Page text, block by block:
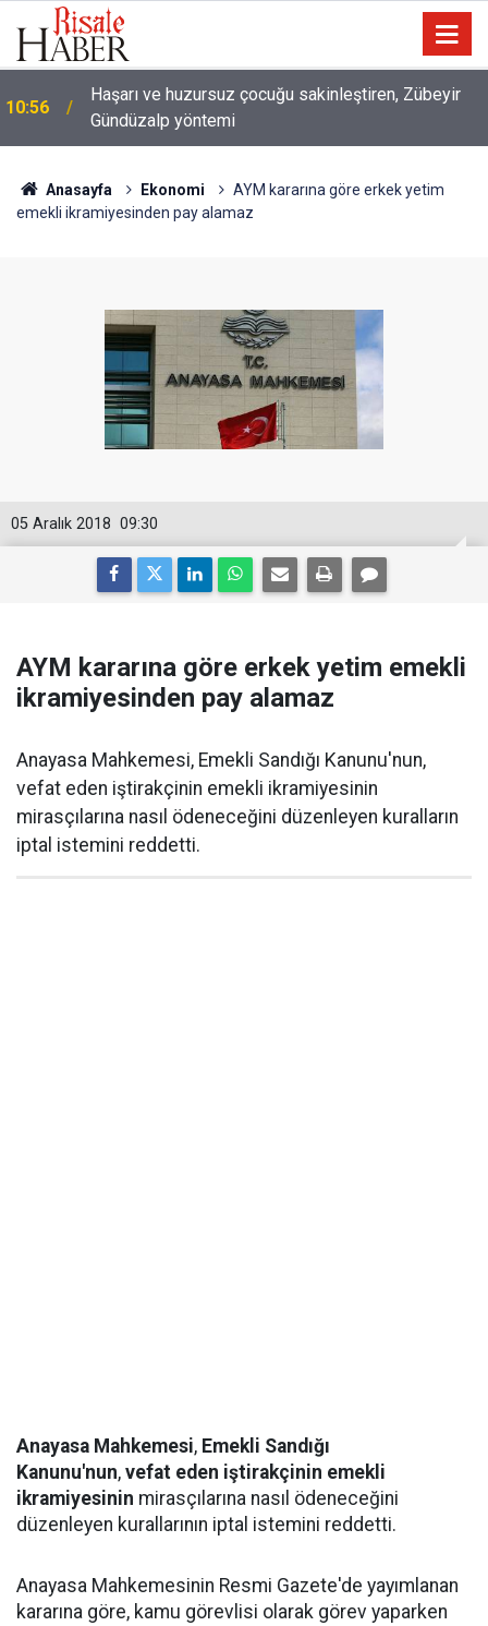
10:00 Niye 'dilimin ucunda' demek zorunda kalıyoruz?
Anasayfa Ekonomi
AYM kararına göre erkek yetim
emekli ikramiyesinden pay alamaz
09:30
05 Aralık 2018
AYM kararına göre erkek yetim emekli
ikramiyesinden pay alamaz
Anayasa Mahkemesi, Emekli Sandığı Kanunu'nun,
vefat eden iştirakçinin emekli ikramiyesinin
mirasçılarına nasıl ödeneceğini düzenleyen kuralların
iptal istemini reddetti.
Anayasa Mahkemesi, Emekli Sandığı
Kanunu'nun, vefat eden iştirakçinin emekli
ikramiyesinin mirasçılarına nasıl ödeneceğini
düzenleyen kurallarının iptal istemini reddetti.
Anayasa Mahkemesinin Resmi Gazete'de yayımlanan
kararına göre, kamu görevlisi olarak görev yaparken